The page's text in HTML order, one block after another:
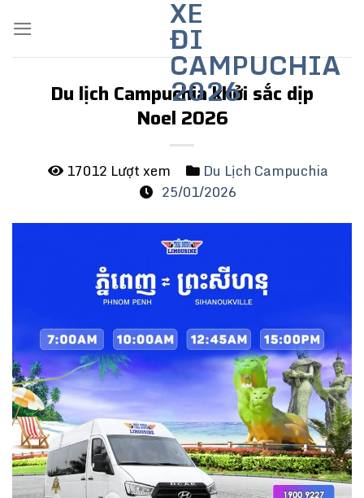
content
XE
ĐI
CAMPUCHIA
2026
Du lịch Campuchia khởi sắc dịp
Noel 2026
17012 Lượt xem
Du Lịch Campuchia
25/01/2026